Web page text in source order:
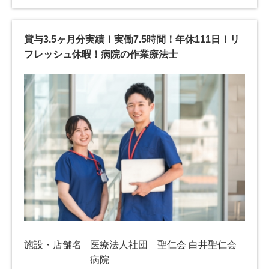
賞与3.5ヶ月分実績！実働7.5時間！年休111日！リ
フレッシュ休暇！病院の作業療法士
施設・店舗名
医療法人社団 聖仁会 白井聖仁会
病院